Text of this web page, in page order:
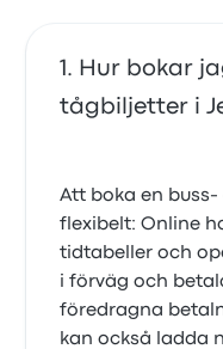
Hur bokar
tågbiljetter i
Att boka en
flexibelt: Online
tidtabeller och
i förväg och
föredragna
kan också ladda